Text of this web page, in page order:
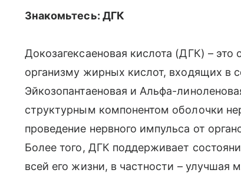
Знакомьтесь: ДГК
Докозагексаеновая кислота (ДГК) –
организму жирных кислот, входящих
Эйкозопантаеновая и Альфа-
структурным компонентом оболочки
проведение нервного импульса от
Более того, ДГК поддерживает
всей его жизни, в частности – улучшая